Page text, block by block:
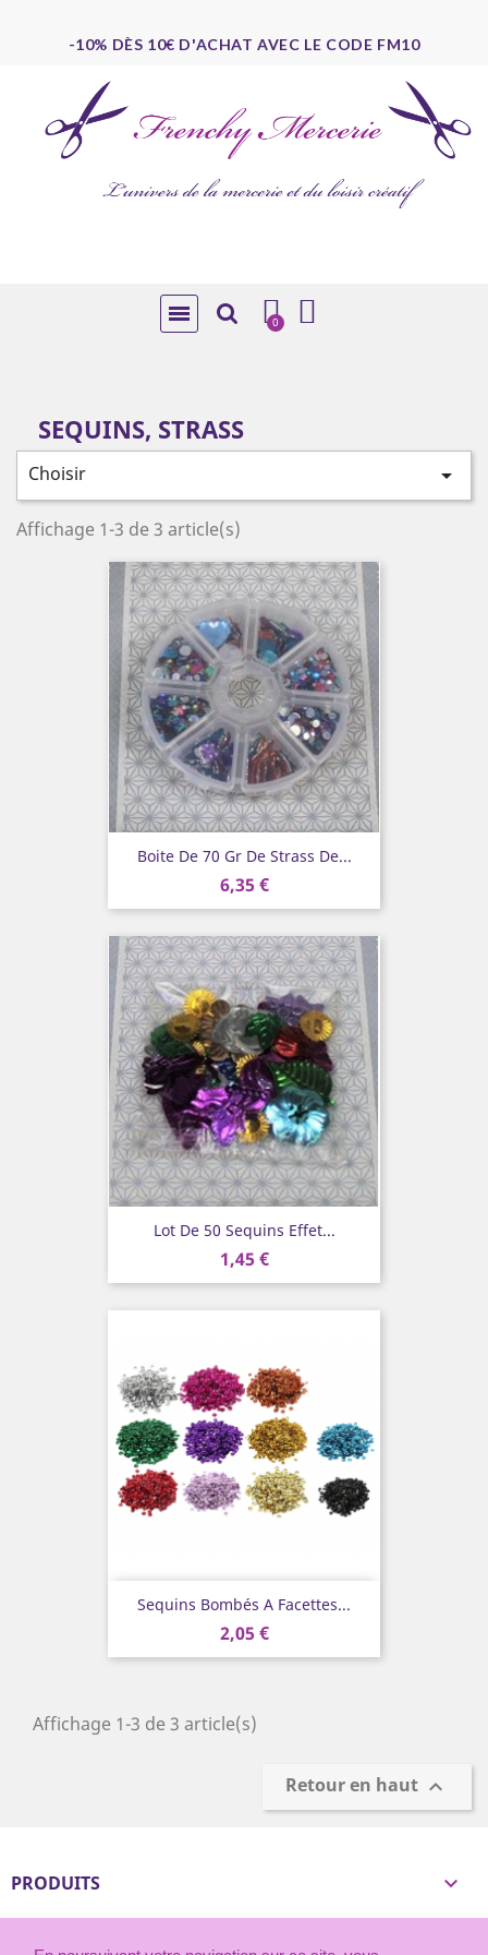
-10% DÈS 10€ D'ACHAT AVEC LE CODE FM10
SEQUINS, STRASS
Choisir 
Affichage 1-3 de 3 article(s)
Boite De 70 Gr De Strass De...
6,35 €
Lot De 50 Sequins Effet...
1,45 €
Sequins Bombés A Facettes...
2,05 €
Affichage 1-3 de 3 article(s)
Retour en haut 
PRODUITS 